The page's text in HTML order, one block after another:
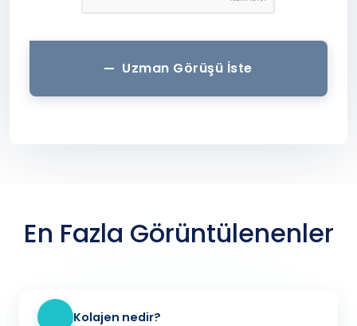
Uzman Görüşü İste
En Fazla Görüntülenenler
Kolajen nedir?